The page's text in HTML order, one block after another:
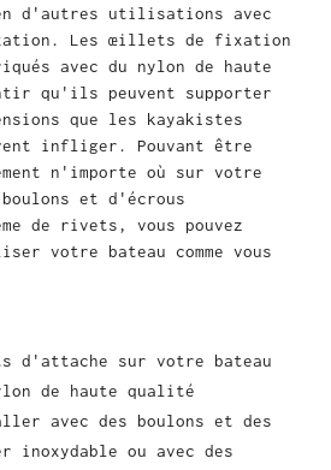
d'autres utilisations avec
Les œillets de fixation
avec du nylon de haute
qu'ils peuvent supporter
que les kayakistes
infliger. Pouvant être
n'importe où sur votre
et d'écrous
de rivets, vous pouvez
votre bateau comme vous
d'attache sur votre bateau
de haute qualité
avec des boulons et des
inoxydable ou avec des